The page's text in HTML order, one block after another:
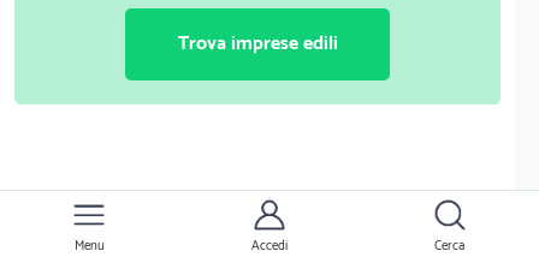
Trova imprese edili
Menu Accedi Cerca